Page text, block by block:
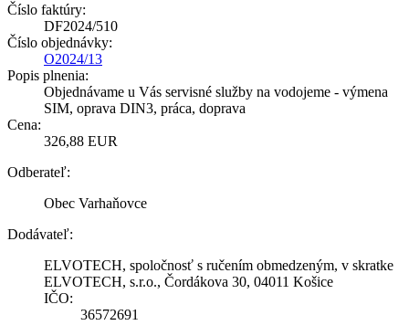
Číslo faktúry:
DF2024/510
Číslo objednávky:
O2024/13
Popis plnenia:
Objednávame u Vás servisné služby na vodojeme - výmena
SIM, oprava DIN3, práca, doprava
Cena:
326,88 EUR
Odberateľ:
Obec Varhaňovce
Dodávateľ:
ELVOTECH, spoločnosť s ručením obmedzeným, v skratke
ELVOTECH, s.r.o., Čordákova 30, 04011 Košice
IČO:
36572691